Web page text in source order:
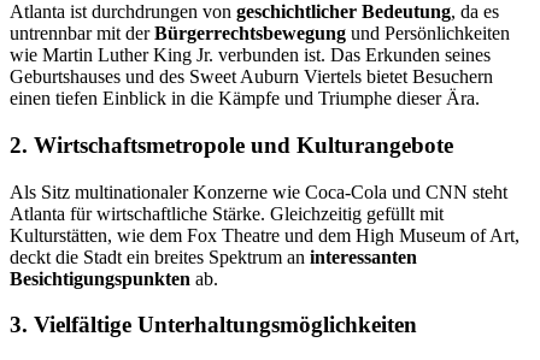
Atlanta ist durchdrungen von geschichtlicher Bedeutung, da es
untrennbar mit derBürgerrechtsbewegung und Persönlichkeiten
wie Martin Luther King Jr. verbunden ist. Das Erkunden seines
Geburtshauses und des Sweet Auburn Viertels bietet Besuchern
einen tiefen Einblick in die Kämpfe und Triumphe dieser Ära.
2. Wirtschaftsmetropole und Kulturangebote
Als Sitz multinationaler Konzerne wie Coca-Cola und CNN steht
Atlanta für wirtschaftliche Stärke. Gleichzeitig gefüllt mit
Kulturstätten, wie dem Fox Theatre und dem High Museum of Art,
deckt die Stadt ein breites Spektrum an interessanten
Besichtigungspunkten ab.
3. Vielfältige Unterhaltungsmöglichkeiten